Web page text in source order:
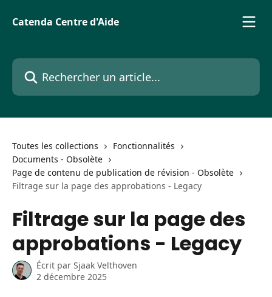
Catenda Centre d'Aide
Rechercher un article...
Toutes les collections
Fonctionnalités
Documents - Obsolète
Page de contenu de publication de révision - Obsolète
Filtrage sur la page des approbations - Legacy
Filtrage sur la page des
approbations - Legacy
Écrit par Sjaak Velthoven
2 décembre 2025